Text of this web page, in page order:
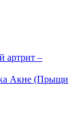
артрит –
Акне (Прыщи